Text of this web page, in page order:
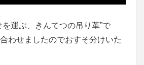
運ぶ、きんてつの吊り革”で
わせましたのでおすそ分けいた